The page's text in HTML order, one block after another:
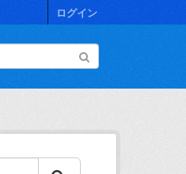
ログイン